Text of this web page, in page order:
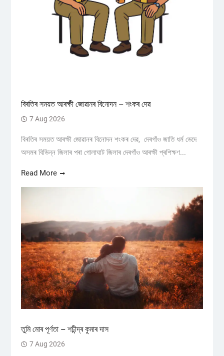
বিৰতিৰ সময়ত আৰক্ষী জোৱানৰ বিনোদন – শংকৰ দেৱ
7 Aug 2026
বিৰতিৰ সময়ত আৰক্ষী জোৱানৰ বিনোদন শংকৰ দেৱ, দেৰগাঁও জাতি ধৰ্ম ভেদে
অসমৰ বিভিন্ন জিলাৰ পৰা গোলাঘাট জিলাৰ দেৰগাঁও আৰক্ষী প্ৰশিক্ষণ...
Read More
তুমি মোৰ পূৰ্ণতা – শচীন্দ্ৰ কুমাৰ দাস
7 Aug 2026